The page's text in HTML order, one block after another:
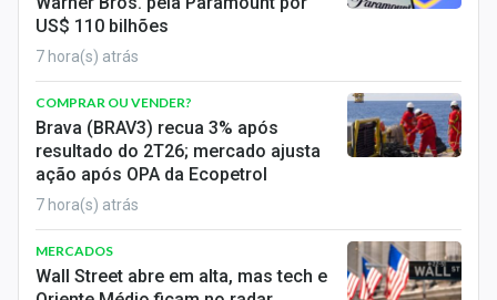
US$ 110 bilhões
7 hora(s) atrás
COMPRAR OU VENDER?
Brava (BRAV3) recua 3% após
resultado do 2T26; mercado ajusta
ação após OPA da Ecopetrol
7 hora(s) atrás
MERCADOS
Wall Street abre em alta, mas tech e